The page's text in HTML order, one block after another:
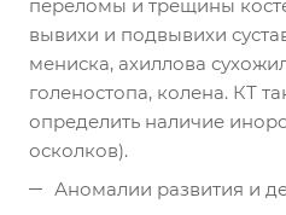
переломы и трещины
вывихи и подвывихи
мениска, ахиллова
голеностопа, колена. КТ
определить наличие
осколков).
Аномалии развития и